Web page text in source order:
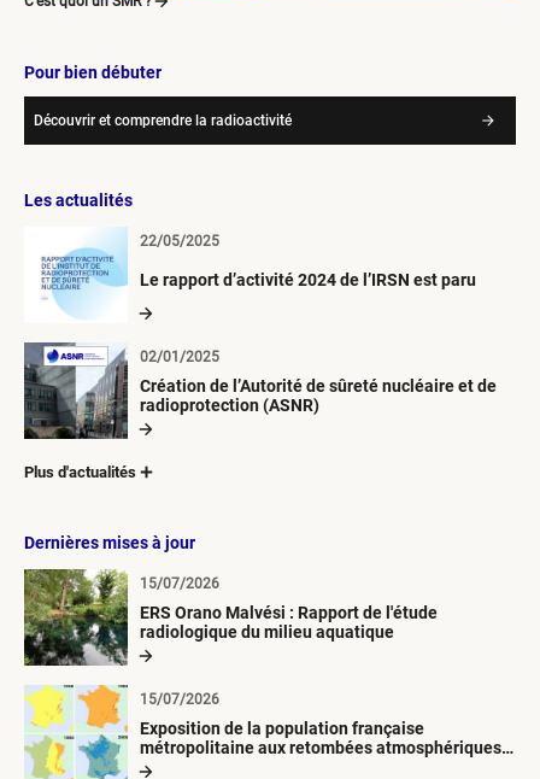
Pour bien débuter
Découvrir et comprendre la radioactivité
Les actualités
Le rapport d’activité 2024 de l’IRSN est paru
22/05/2025
Création de l’Autorité de sûreté nucléaire et de
radioprotection (ASNR)
02/01/2025
Plus d'actualités
Dernières mises à jour
ERS Orano Malvési : Rapport de l'étude
radiologique du milieu aquatique
15/07/2026
Exposition de la population française
métropolitaine aux retombées atmosphériques
radioactives depuis 1945
15/07/2026